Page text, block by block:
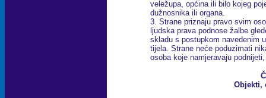
veležupa, općina ili bilo kojeg
dužnosnika ili organa.
3. Strane priznaju pravo svim
ljudska prava podnose žalbe
skladu s postupkom navedenim
tijela. Strane neće poduzimati
osoba koje namjeravaju
Objekti,